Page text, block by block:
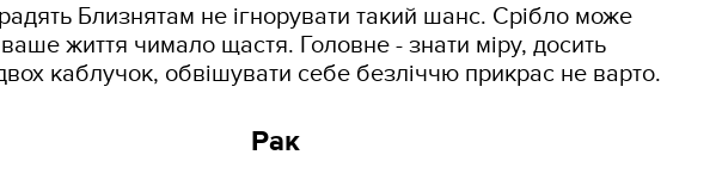
Близнятам не ігнорувати такий шанс. Срібло може
життя чимало щастя. Головне - знати міру, досить
каблучок, обвішувати себе безліччю прикрас не варто.
Рак